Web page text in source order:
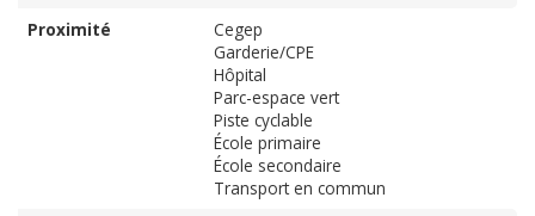
Proximité
Cegep
Garderie/CPE
Hôpital
Parc-espace vert
Piste cyclable
École primaire
École secondaire
Transport en commun